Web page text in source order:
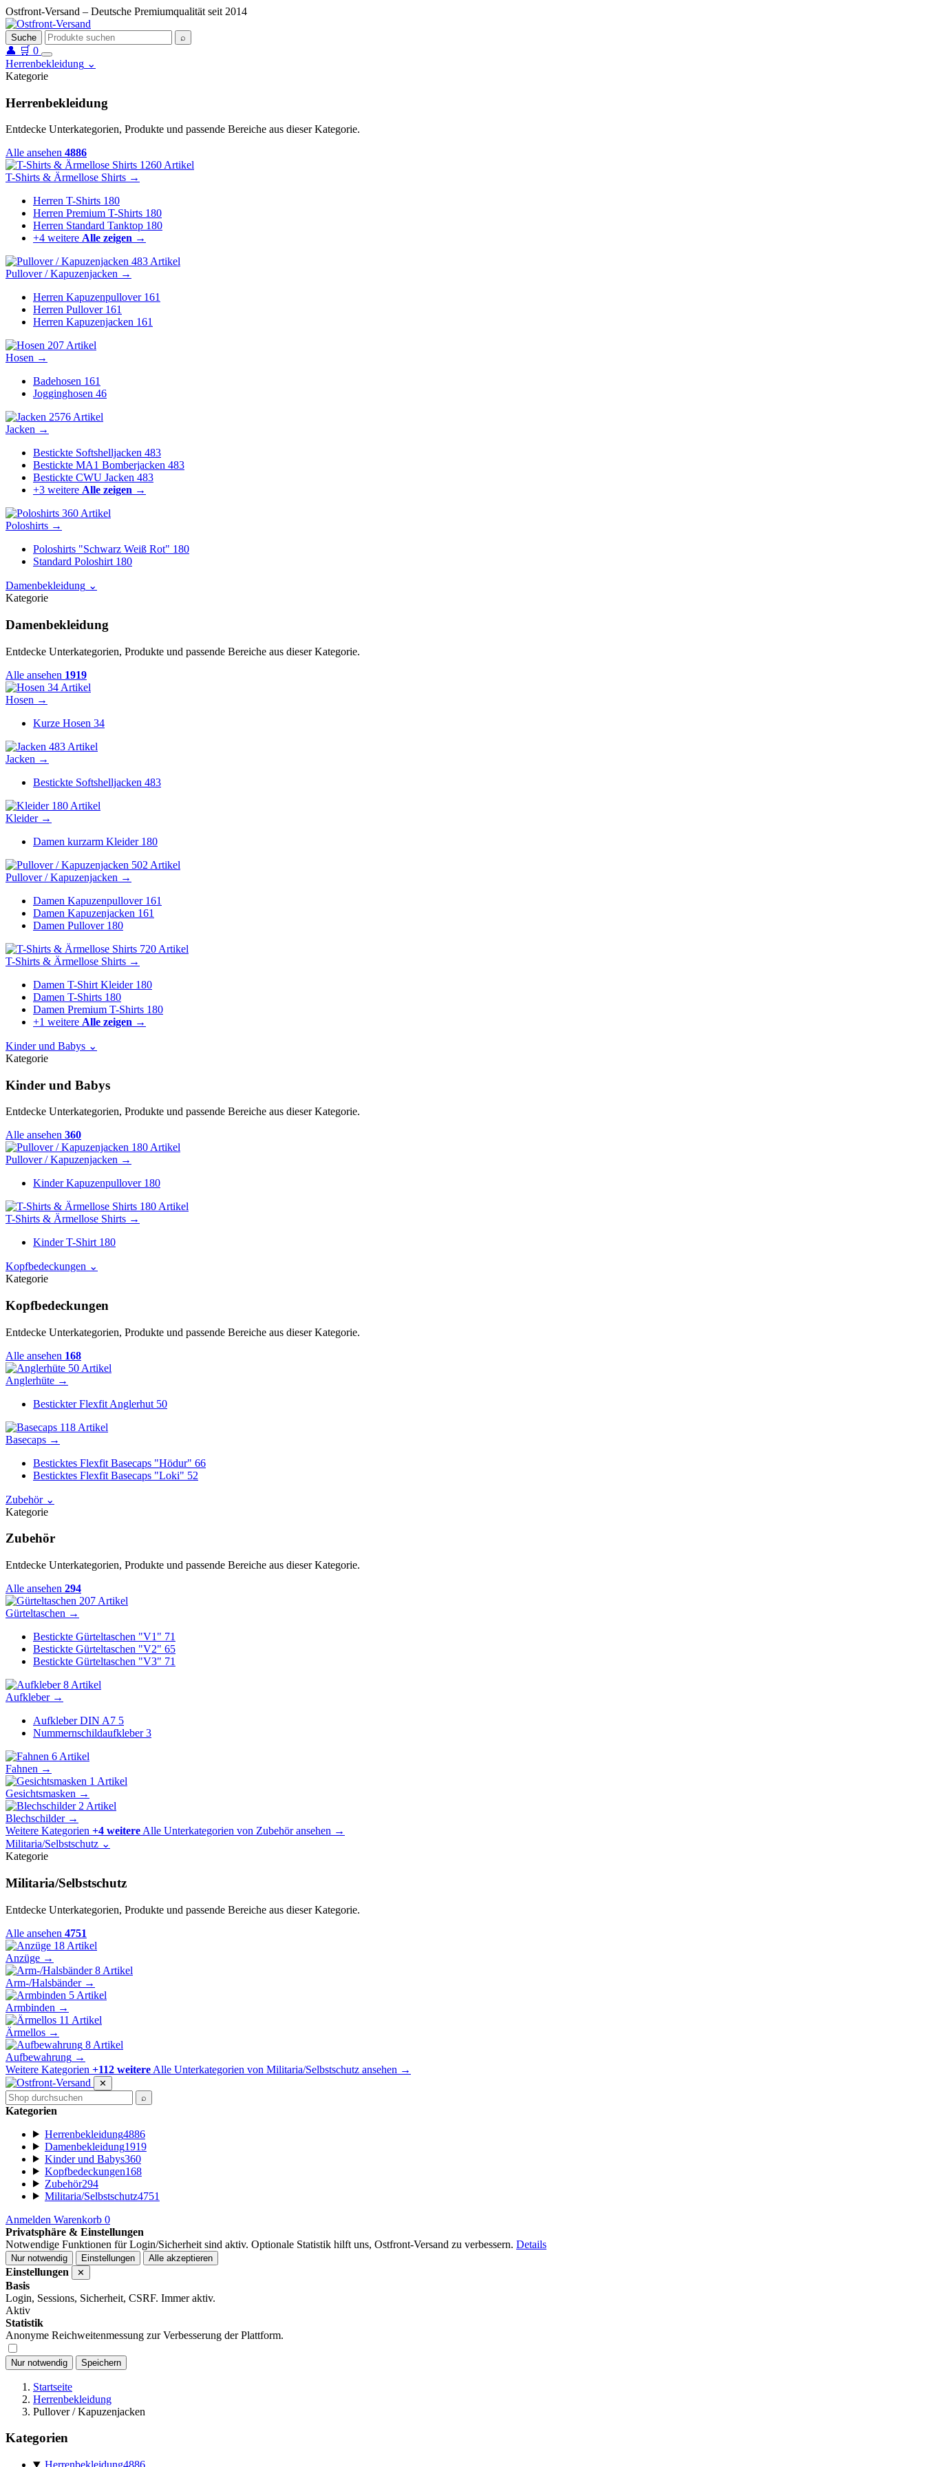
Ostfront-Versand – Deutsche Premiumqualität seit 2014
Suche ⌕
👤 🛒 0
Herrenbekleidung ⌄
Kategorie
Herrenbekleidung
Entdecke Unterkategorien, Produkte und passende Bereiche aus dieser Kategorie.
Alle ansehen 4886
1260 Artikel
T-Shirts & Ärmellose Shirts →
Herren T-Shirts 180
Herren Premium T-Shirts 180
Herren Standard Tanktop 180
+4 weitere Alle zeigen →
483 Artikel
Pullover / Kapuzenjacken →
Herren Kapuzenpullover 161
Herren Pullover 161
Herren Kapuzenjacken 161
207 Artikel
Hosen →
Badehosen 161
Jogginghosen 46
2576 Artikel
Jacken →
Bestickte Softshelljacken 483
Bestickte MA1 Bomberjacken 483
Bestickte CWU Jacken 483
+3 weitere Alle zeigen →
360 Artikel
Poloshirts →
Poloshirts "Schwarz Weiß Rot" 180
Standard Poloshirt 180
Damenbekleidung ⌄
Kategorie
Damenbekleidung
Entdecke Unterkategorien, Produkte und passende Bereiche aus dieser Kategorie.
Alle ansehen 1919
34 Artikel
Hosen →
Kurze Hosen 34
483 Artikel
Jacken →
Bestickte Softshelljacken 483
180 Artikel
Kleider →
Damen kurzarm Kleider 180
502 Artikel
Pullover / Kapuzenjacken →
Damen Kapuzenpullover 161
Damen Kapuzenjacken 161
Damen Pullover 180
720 Artikel
T-Shirts & Ärmellose Shirts →
Damen T-Shirt Kleider 180
Damen T-Shirts 180
Damen Premium T-Shirts 180
+1 weitere Alle zeigen →
Kinder und Babys ⌄
Kategorie
Kinder und Babys
Entdecke Unterkategorien, Produkte und passende Bereiche aus dieser Kategorie.
Alle ansehen 360
180 Artikel
Pullover / Kapuzenjacken →
Kinder Kapuzenpullover 180
180 Artikel
T-Shirts & Ärmellose Shirts →
Kinder T-Shirt 180
Kopfbedeckungen ⌄
Kategorie
Kopfbedeckungen
Entdecke Unterkategorien, Produkte und passende Bereiche aus dieser Kategorie.
Alle ansehen 168
50 Artikel
Anglerhüte →
Bestickter Flexfit Anglerhut 50
118 Artikel
Basecaps →
Besticktes Flexfit Basecaps "Hödur" 66
Besticktes Flexfit Basecaps "Loki" 52
Zubehör ⌄
Kategorie
Zubehör
Entdecke Unterkategorien, Produkte und passende Bereiche aus dieser Kategorie.
Alle ansehen 294
207 Artikel
Gürteltaschen →
Bestickte Gürteltaschen "V1" 71
Bestickte Gürteltaschen "V2" 65
Bestickte Gürteltaschen "V3" 71
8 Artikel
Aufkleber →
Aufkleber DIN A7 5
Nummernschildaufkleber 3
6 Artikel
Fahnen →
1 Artikel
Gesichtsmasken →
2 Artikel
Blechschilder →
Weitere Kategorien +4 weitere Alle Unterkategorien von Zubehör ansehen →
Militaria/Selbstschutz ⌄
Kategorie
Militaria/Selbstschutz
Entdecke Unterkategorien, Produkte und passende Bereiche aus dieser Kategorie.
Alle ansehen 4751
18 Artikel
Anzüge →
8 Artikel
Arm-/Halsbänder →
5 Artikel
Armbinden →
11 Artikel
Ärmellos →
8 Artikel
Aufbewahrung →
Weitere Kategorien +112 weitere Alle Unterkategorien von Militaria/Selbstschutz ansehen →
✕
⌕
Kategorien
Herrenbekleidung4886
Damenbekleidung1919
Kinder und Babys360
Kopfbedeckungen168
Zubehör294
Militaria/Selbstschutz4751
Anmelden Warenkorb 0
Privatsphäre & Einstellungen
Notwendige Funktionen für Login/Sicherheit sind aktiv. Optionale Statistik hilft uns, Ostfront-Versand zu verbessern. Details
Nur notwendig Einstellungen Alle akzeptieren
Einstellungen ✕
Basis
Login, Sessions, Sicherheit, CSRF. Immer aktiv.
Aktiv
Statistik
Anonyme Reichweitenmessung zur Verbesserung der Plattform.
Nur notwendig Speichern
Startseite
Herrenbekleidung
Pullover / Kapuzenjacken
Kategorien
Herrenbekleidung4886